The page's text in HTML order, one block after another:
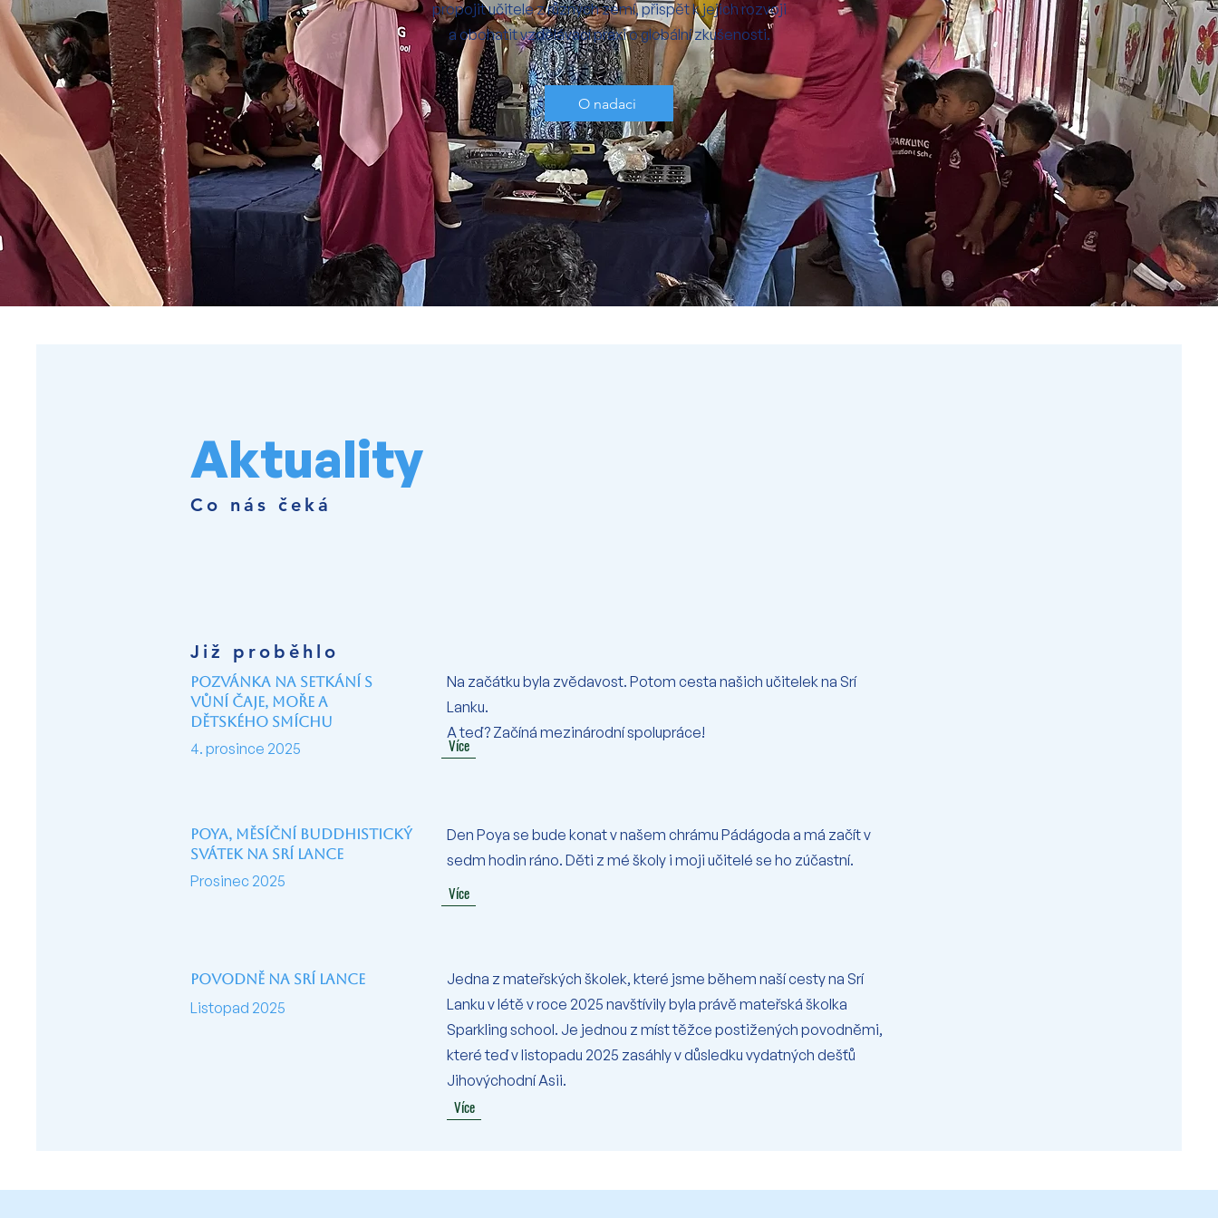
propojit učitele z různých zemí, přispět k jejich rozvoji
a obohatit vzdělávací praxi o globální zkušenosti.
O nadaci
Aktuality
Co nás čeká
Již proběhlo
Pozvánka na setkání s
vůní čaje, moře a
dětského smíchu
4. prosince 2025
Na začátku byla zvědavost. Potom cesta našich učitelek na Srí
Lanku.
A teď? Začíná mezinárodní spolupráce!
Více
Poya, měsíční budDhistický
svátek na srí lance
Prosinec 2025
Den Poya se bude konat v našem chrámu Pádágoda a má začít v
sedm hodin ráno. Děti z mé školy i moji učitelé se ho zúčastní.
Více
Povodně na Srí Lance
Listopad 2025
Jedna z mateřských školek, které jsme během naší cesty na Srí
Lanku v létě v roce 2025 navštívily byla právě mateřská školka
Sparkling school. Je jednou z míst těžce postižených povodněmi,
které teď v listopadu 2025 zasáhly v důsledku vydatných dešťů
Jihovýchodní Asii.
Více